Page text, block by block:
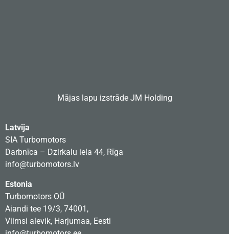
Mājas lapu izstrādeJM Holding
Latvija
SIA Turbomotors
Darbnīca – Dzirkalu iela 44, Rīga
info@turbomotors.lv
Estonia
Turbomotors OÜ
Aiandi tee 19/3, 74001,
Viimsi alevik, Harjumaa, Eesti